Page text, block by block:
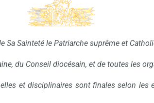
Sa Sainteté le Patriarche suprême et
du Conseil diocésain, et de toutes les
et disciplinaires sont finales selon les